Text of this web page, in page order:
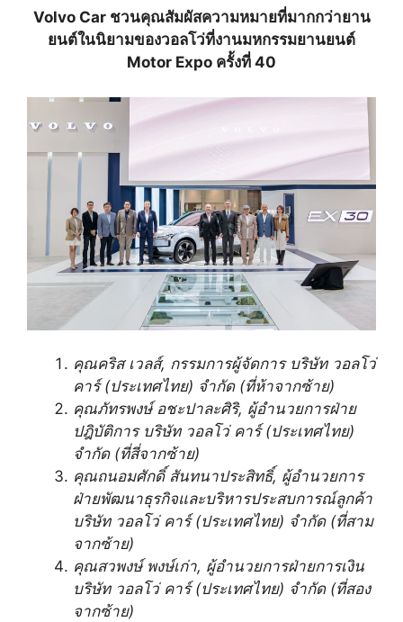
Volvo Car ชวนคุณสัมผัสความหมายที่มากกว่ายาน
ยนต์ในนิยามของวอลโว่ที่งานมหกรรมยานยนต์
Motor Expo ครั้งที่ 40
คุณคริส เวลส์, กรรมการผู้จัดการ บริษัท วอลโว่
คาร์ (ประเทศไทย) จำกัด (ที่ห้าจากซ้าย)
คุณภัทรพงษ์ อชะปาละศิริ, ผู้อำนวยการฝ่าย
ปฎิบัติการ บริษัท วอลโว่ คาร์ (ประเทศไทย)
จำกัด (ที่สี่จากซ้าย)
คุณถนอมศักดิ์ สันทนาประสิทธิ์, ผู้อำนวยการ
ฝ่ายพัฒนาธุรกิจและบริหารประสบการณ์ลูกค้า
บริษัท วอลโว่ คาร์ (ประเทศไทย) จำกัด (ที่สาม
จากซ้าย)
คุณสวพงษ์ พงษ์เก่า, ผู้อำนวยการฝ่ายการเงิน
บริษัท วอลโว่ คาร์ (ประเทศไทย) จำกัด (ที่สอง
จากซ้าย)